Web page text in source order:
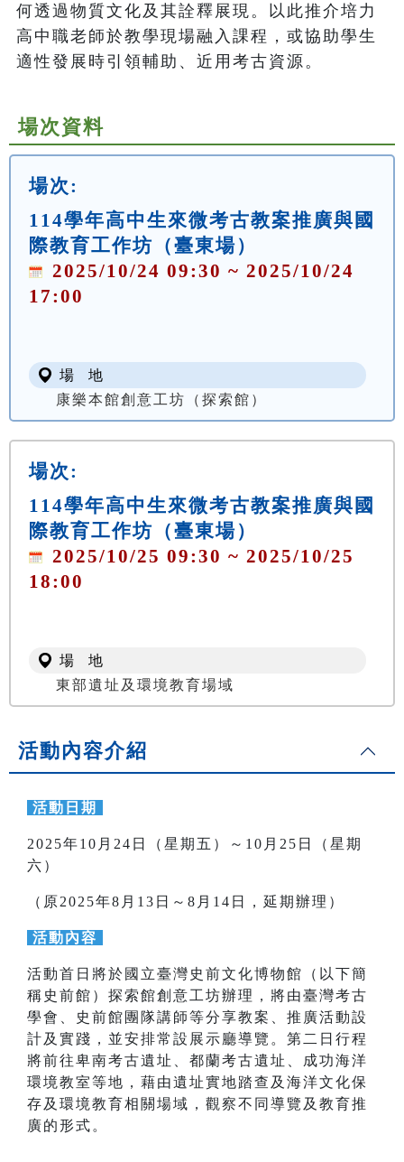
何透過物質文化及其詮釋展現。以此推介培力
高中職老師於教學現場融入課程，或協助學生
適性發展時引領輔助、近用考古資源。
場次資料
場次:
114學年高中生來微考古教案推廣與國
際教育工作坊（臺東場）
2025/10/24 09:30 ~ 2025/10/24
17:00
場 地
康樂本館創意工坊（探索館）
場次:
114學年高中生來微考古教案推廣與國
際教育工作坊（臺東場）
2025/10/25 09:30 ~ 2025/10/25
18:00
場 地
東部遺址及環境教育場域
活動內容介紹
活動日期
2025年10月24日（星期五）～10月25日（星期
六）
（原2025年8月13日～8月14日，延期辦理）
活動內容
活動首日將於國立臺灣史前文化博物館（以下簡
稱史前館）探索館創意工坊辦理，將由臺灣考古
學會、史前館團隊講師等分享教案、推廣活動設
計及實踐，並安排常設展示廳導覽。第二日行程
將前往卑南考古遺址、都蘭考古遺址、成功海洋
環境教室等地，藉由遺址實地踏查及海洋文化保
存及環境教育相關場域，觀察不同導覽及教育推
廣的形式。